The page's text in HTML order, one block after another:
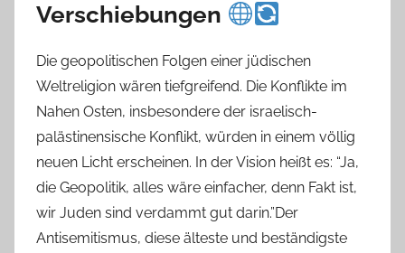
Verschiebungen
Die geopolitischen Folgen einer jüdischen
Weltreligion wären tiefgreifend. Die Konflikte im
Nahen Osten, insbesondere der israelisch-
palästinensische Konflikt, würden in einem völlig
neuen Licht erscheinen. In der Vision heißt es: “Ja,
die Geopolitik, alles wäre einfacher, denn Fakt ist,
wir Juden sind verdammt gut darin.”Der
Antisemitismus, diese älteste und beständigste